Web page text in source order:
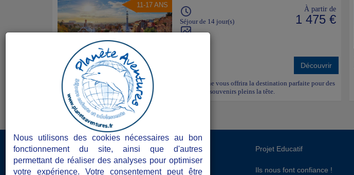
11-17 ANS
Séjour de 14 jour(s)
À partir de
1 475 €
Découvrir
Envie de s'évader avec un séjour à l'étranger ? L'Espagne vous offrira la destination parfaite pour des
vacances dépaysantes qui vous feront revenir avec des souvenirs pleins la tête.
Accès Directeurs de séjours
Les atouts de Planète Aventures
Projet Educatif
Ils nous font confiance !
Nous utilisons des cookies nécessaires au bon
fonctionnement du site, ainsi que d'autres
permettant de réaliser des analyses pour optimiser
votre expérience. Votre consentement peut être